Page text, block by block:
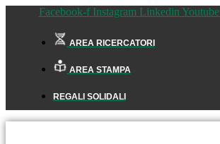
Facebook-f Instagram Linkedin Youtube
AREA RICERCATORI
AREA STAMPA
REGALI SOLIDALI